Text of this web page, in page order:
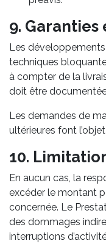
9.
Les
techniques
à compter de la
doit être
Les demandes de
ultérieures font
10.
En aucun cas, la
excéder le montant
concernée. Le
des dommages
interruptions